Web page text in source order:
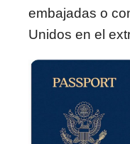
embajadas o
Unidos en el